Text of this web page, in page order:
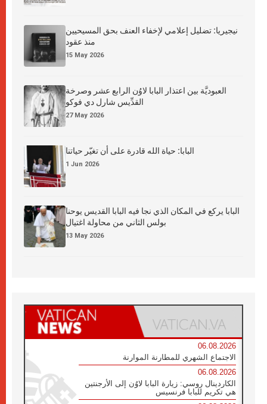
نيجيريا: تضليل إعلامي لإخفاء العنف بحق المسيحيين
منذ عقود
15 May 2026
العبوديَّة بين اعتذار البابا لاوُن الرابع عشر وصرخة
القدِّيس شارل دي فوكو
27 May 2026
البابا: حياة الله قادرة على أن تغيّر حياتنا
1 Jun 2026
البابا يركع في المكان الذي نجا فيه البابا القديس يوحنا
بولس الثاني من محاولة اغتيال
13 May 2026
06.08.2026
الاجتماع الشهري للمطارنة الموارنة
06.08.2026
الكاردينال روسي: زيارة البابا لاوُن إلى الأرجنتين
هي تكريم للبابا فرنسيس